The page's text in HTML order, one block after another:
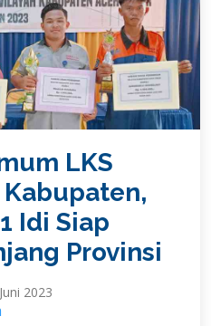
LKS
Idi Siap
Provinsi
2023